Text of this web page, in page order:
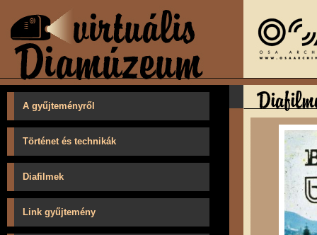
A gyűjteményről
Történet és technikák
Diafilmek
Link gyűjtemény